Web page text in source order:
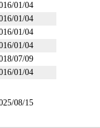
01/04
01/04
01/04
01/04
07/09
01/04
08/15